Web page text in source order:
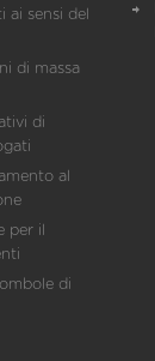
ai sensi del
di massa
di
al
per il
di